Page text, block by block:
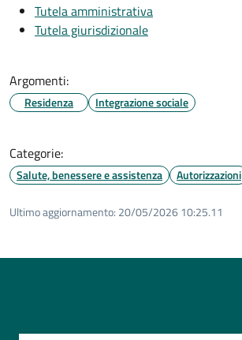
Tutela amministrativa
Tutela giurisdizionale
Argomenti:
Residenza Integrazione sociale
Categorie:
Salute, benessere e assistenza Autorizzazioni
Ultimo aggiornamento: 20/05/2026 10:25.11